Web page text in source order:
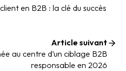
en B2B : la clé du succès
Article suivant
au centre d’un ciblage B2B
responsable en 2026